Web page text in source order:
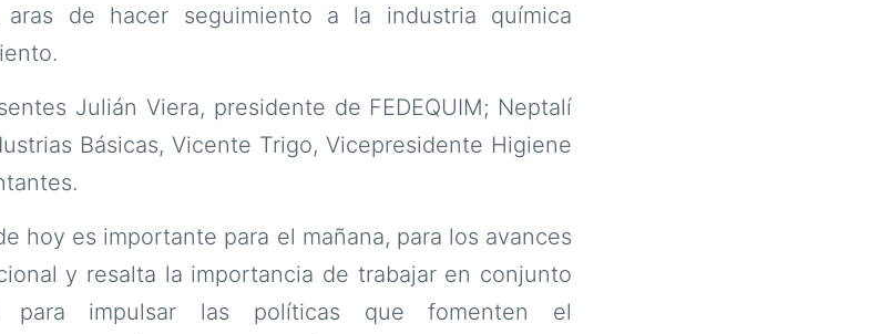
de hacer seguimiento a la industria química
Julián Viera, presidente de FEDEQUIM; Neptalí
Básicas, Vicente Trigo, Vicepresidente Higiene
hoy es importante para el mañana, para los avances
y resalta la importancia de trabajar en conjunto
para impulsar las políticas que fomenten el